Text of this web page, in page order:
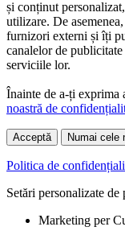
și conținut
utilizare. De
furnizori externi și îți
canalelor de
serviciile lor.
Înainte de a-ți exprima
noastră de
Acceptă Numai cele
Politica de
Setări personalizate de
Marketing per